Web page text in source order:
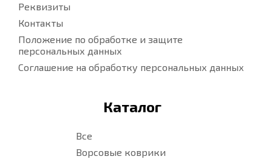
Реквизиты
Контакты
Положение по обработке и защите
персональных данных
Соглашение на обработку персональных данных
Каталог
Все
Ворсовые коврики